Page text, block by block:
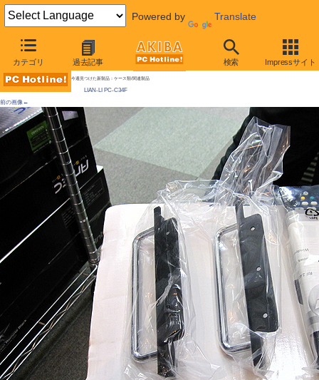
Powered by Translate
カテゴリ 過去記事 検索 Impressサイト
AKIBA PC Hotline! 2009年8月1日号
ホットスワップベイ×4個付きのHTPCケースが発売
今週見つけた新製品：ケース類/関連製品
LIAN-LI PC-C34F
前の画像←